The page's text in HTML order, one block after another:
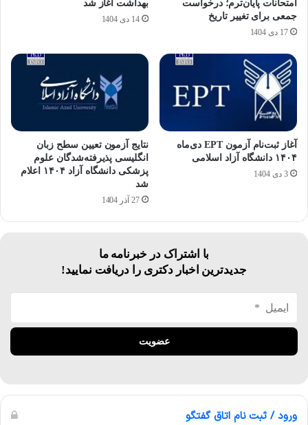
امتحانات پایان‌ترم؛ درخواست
جمعی برای تغییر تاریخ
17 دی 1404
بهداشت آغاز شد
14 دی 1404
آغاز ثبت‌نام آزمون EPT دی‌ماه
۱۴۰۴ دانشگاه آزاد اسلامی
3 دی 1404
نتایج آزمون تعیین سطح زبان
انگلیسی پذیرفته‌شدگان علوم
پزشکی دانشگاه آزاد ۱۴۰۴ اعلام
شد
27 آذر 1404
با اشتراک در خبرنامه ما
جدیدترین اخبار دکتری را دریافت نمایید!
ورود / ثبت نام اتاق گفتگو